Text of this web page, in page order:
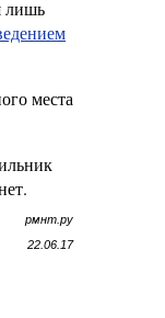
лишь
места
рмнт.ру
22.06.17